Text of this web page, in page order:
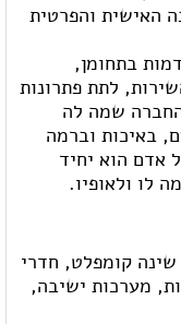
האישית והפרטית
בתחומן,
לתת פתרונות
החברה שמה לה
באיכות וברמה
אדם הוא יחיד
לו ולאופיו.
שינה קומפלט, חדרי
מערכות ישיבה,